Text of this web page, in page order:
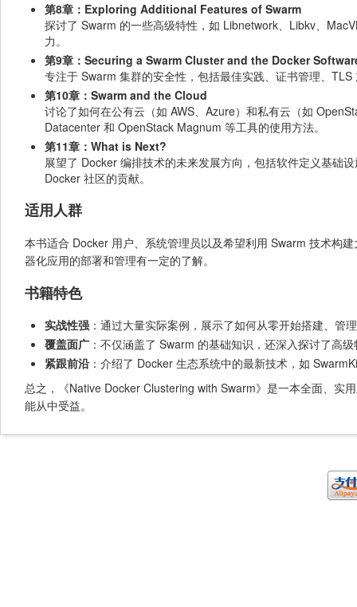
第8章：Exploring Additional Features of Swarm
探讨了 Swarm 的一些高级特性，如 Libnetwork、Libkv、
力。
第9章：Securing a Swarm Cluster and the Docker
专注于 Swarm 集群的安全性，包括最佳实践、证书管理、
第10章：Swarm and the Cloud
讨论了如何在公有云（如 AWS、Azure）和私有云（如
Datacenter 和 OpenStack Magnum 等工具的使用方法。
第11章：What is Next?
展望了 Docker 编排技术的未来发展方向，包括软件定义基础
Docker 社区的贡献。
适用人群
本书适合 Docker 用户、系统管理员以及希望利用 Swarm 技术构
器化应用的部署和管理有一定的了解。
书籍特色
实战性强 ：通过大量实际案例，展示了如何从零开始搭建、管
覆盖面广 ：不仅涵盖了 Swarm 的基础知识，还深入探讨了高
紧跟前沿 ：介绍了 Docker 生态系统中的最新技术，如
总之，《Native Docker Clustering with Swarm》是一本全面、实
能从中受益。